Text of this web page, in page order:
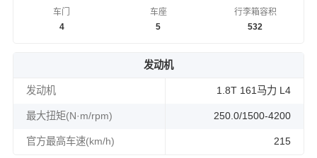
车门
4
车座
5
行李箱容积
532
发动机
发动机 1.8T 161马力 L4
最大扭矩(N·m/rpm) 250.0/1500-4200
官方最高车速(km/h) 215